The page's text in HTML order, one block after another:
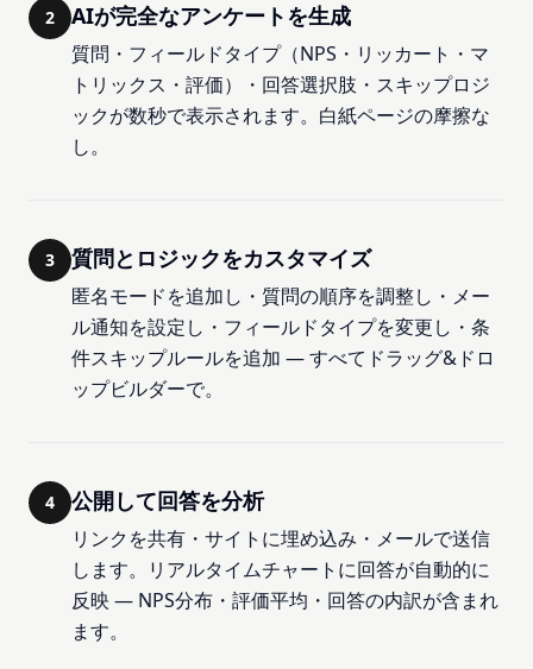
2 AIが完全なアンケートを生成
質問・フィールドタイプ（NPS・リッカート・マ
トリックス・評価）・回答選択肢・スキップロジ
ックが数秒で表示されます。白紙ページの摩擦な
し。
3 質問とロジックをカスタマイズ
匿名モードを追加し・質問の順序を調整し・メー
ル通知を設定し・フィールドタイプを変更し・条
件スキップルールを追加 — すべてドラッグ&ドロ
ップビルダーで。
4 公開して回答を分析
リンクを共有・サイトに埋め込み・メールで送信
します。リアルタイムチャートに回答が自動的に
反映 — NPS分布・評価平均・回答の内訳が含まれ
ます。